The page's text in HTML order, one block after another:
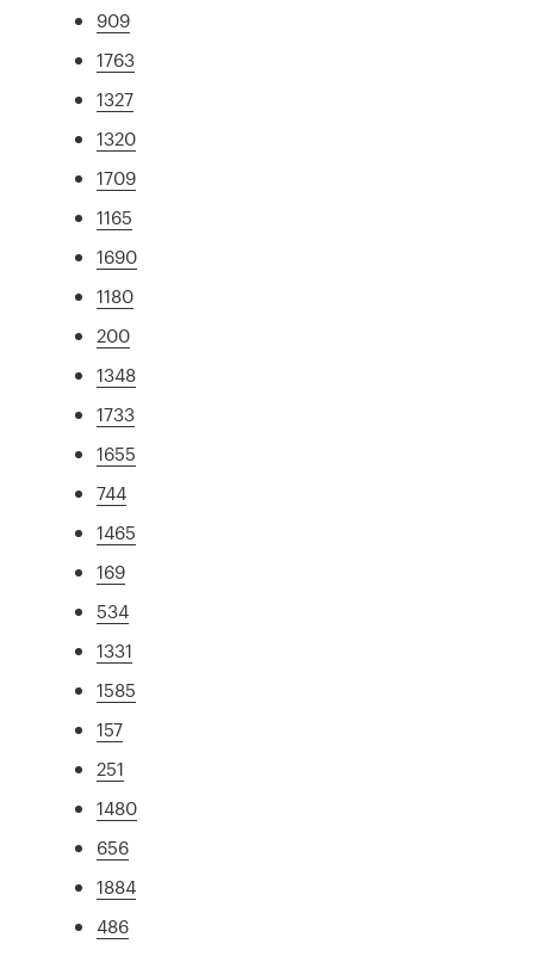
909
1763
1327
1320
1709
1165
1690
1180
200
1348
1733
1655
744
1465
169
534
1331
1585
157
251
1480
656
1884
486